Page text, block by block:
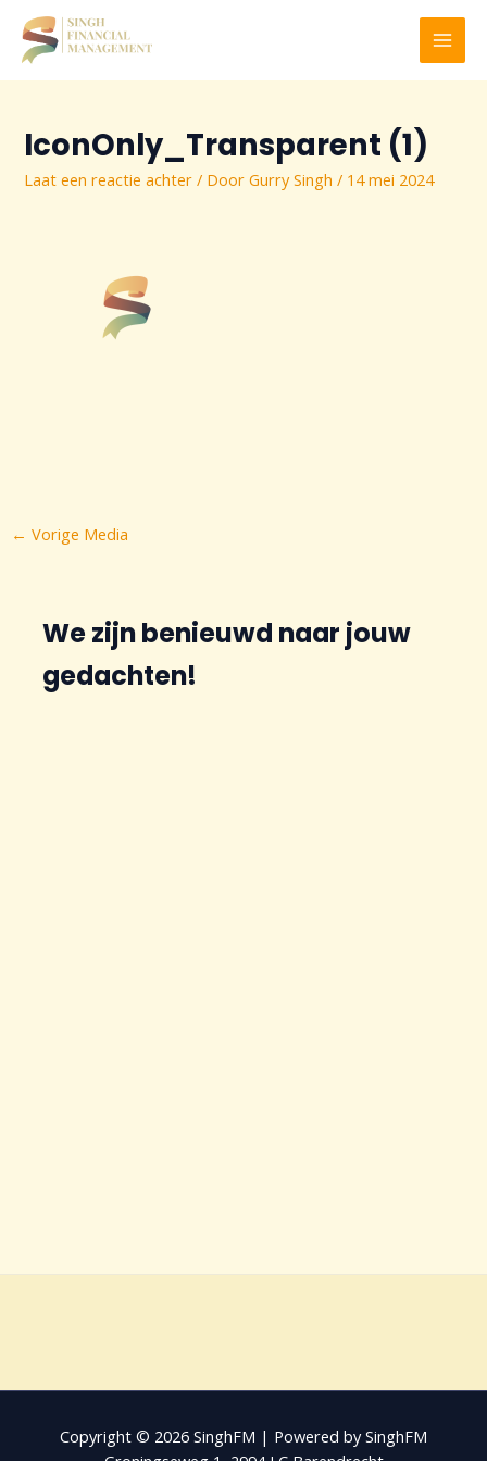
naar
inhoud
IconOnly_Transparent (1)
Laat een reactie achter / DoorGurry Singh/ 14 mei 2024
Bericht
navigatie
← Vorige Media
We zijn benieuwd naar jouw
gedachten!
Copyright © 2026 SinghFM | Powered by SinghFM